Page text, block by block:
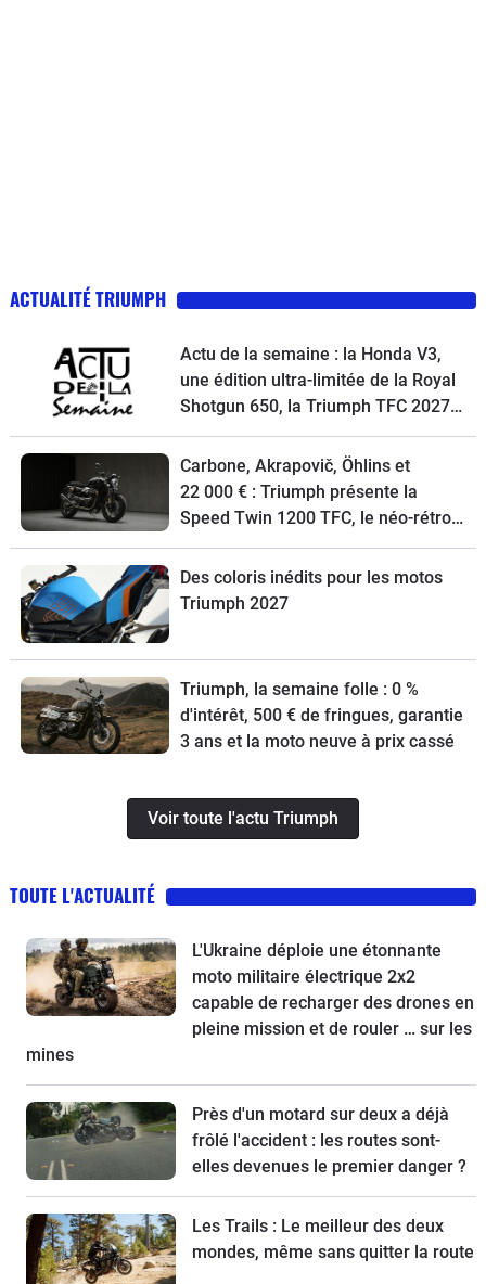
ACTUALITÉ TRIUMPH
Actu de la semaine : la Honda V3,
une édition ultra-limitée de la Royal
Shotgun 650, la Triumph TFC 2027,
un petit trail Hero et la Macbor
Shifter 125 EVO à l’essai
Carbone, Akrapovič, Öhlins et
22 000 € : Triumph présente la
Speed Twin 1200 TFC, le néo-rétro
ultime
Des coloris inédits pour les motos
Triumph 2027
Triumph, la semaine folle : 0 %
d'intérêt, 500 € de fringues, garantie
3 ans et la moto neuve à prix cassé
Voir toute l'actu Triumph
TOUTE L'ACTUALITÉ
L'Ukraine déploie une étonnante
moto militaire électrique 2x2
capable de recharger des drones en
pleine mission et de rouler … sur les
mines
Près d'un motard sur deux a déjà
frôlé l'accident : les routes sont-
elles devenues le premier danger ?
Les Trails : Le meilleur des deux
mondes, même sans quitter la route